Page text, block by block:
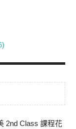
2nd Class 課程花